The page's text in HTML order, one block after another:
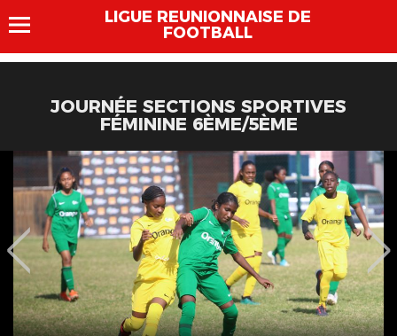
LIGUE REUNIONNAISE DE
FOOTBALL
JOURNÉE SECTIONS SPORTIVES
FÉMININE 6ÈME/5ÈME